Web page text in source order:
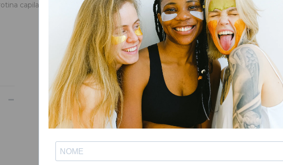
capilar regular. Esta categoria está inserida nos cuidados de cabelo, sob a
-35%